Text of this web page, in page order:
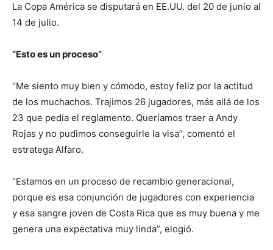
La Copa América se disputará en EE.UU. del 20 de junio al
14 de julio.
“Esto es un proceso”
“Me siento muy bien y cómodo, estoy feliz por la actitud
de los muchachos. Trajimos 26 jugadores, más allá de los
23 que pedía el reglamento. Queríamos traer a Andy
Rojas y no pudimos conseguirle la visa”, comentó el
estratega Alfaro.
“Estamos en un proceso de recambio generacional,
porque es esa conjunción de jugadores con experiencia
y esa sangre joven de Costa Rica que es muy buena y me
genera una expectativa muy linda”, elogió.